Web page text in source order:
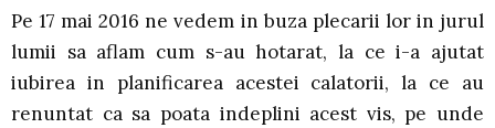
Pe 17 mai 2016 ne vedem in buza plecarii lor in jurul
lumii sa aflam cum s-au hotarat, la ce i-a ajutat
iubirea in planificarea acestei calatorii, la ce au
renuntat ca sa poata indeplini acest vis, pe unde